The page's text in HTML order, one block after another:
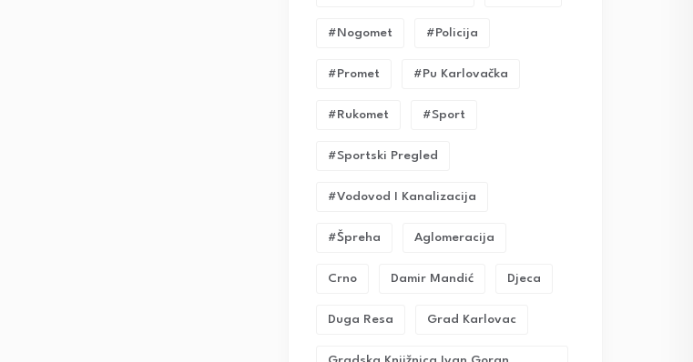
#nogomet #policija
#promet #pu Karlovačka
#rukomet #sport
#sportski Pregled
#vodovod I Kanalizacija
#Špreha Aglomeracija
Crno Damir Mandić Djeca
Duga Resa Grad Karlovac